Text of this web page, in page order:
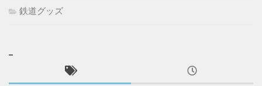
鉄道グッズ